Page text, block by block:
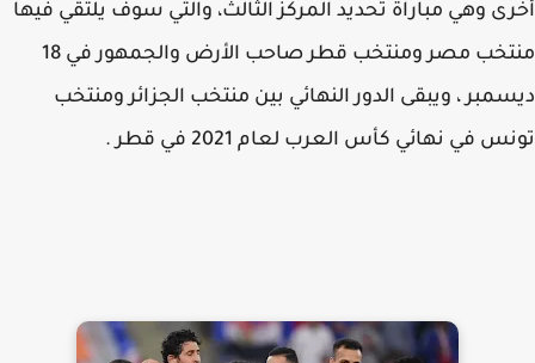
وهي مباراة تحديد المركز الثالث، والتي سوف يلتقي فيها
منتخب مصر ومنتخب قطر صاحب الأرض والجمهور في 18
، ويبقى الدور النهائي بين منتخب الجزائر ومنتخب
في نهائي كأس العرب لعام 2021 في قطر .